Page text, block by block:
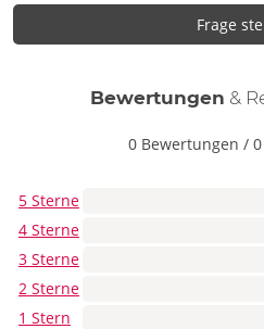
Frage
Bewertungen &
0 Bewertungen /
5 Sterne
4 Sterne
3 Sterne
2 Sterne
1 Stern